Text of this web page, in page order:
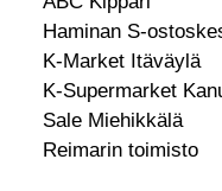
Haminan S-
K-Market Itäväylä
K-Supermarket
Sale Miehikkälä
Reimarin toimisto